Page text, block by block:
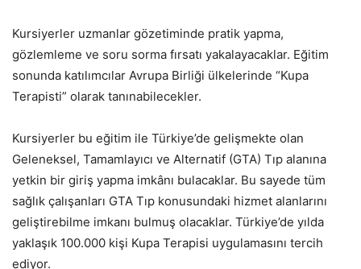
Kursiyerler uzmanlar gözetiminde pratik yapma,
gözlemleme ve soru sorma fırsatı yakalayacaklar. Eğitim
sonunda katılımcılar Avrupa Birliği ülkelerinde “Kupa
Terapisti” olarak tanınabilecekler.
Kursiyerler bu eğitim ile Türkiye’de gelişmekte olan
Geleneksel, Tamamlayıcı ve Alternatif (GTA) Tıp alanına
yetkin bir giriş yapma imkânı bulacaklar. Bu sayede tüm
sağlık çalışanları GTA Tıp konusundaki hizmet alanlarını
geliştirebilme imkanı bulmuş olacaklar. Türkiye’de yılda
yaklaşık 100.000 kişi Kupa Terapisi uygulamasını tercih
ediyor.